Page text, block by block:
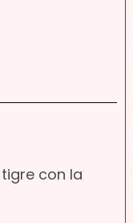
con la